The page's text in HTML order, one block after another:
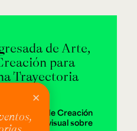
de Arte,
para
Trayectoria
la Beca de Creación
audiovisual sobre